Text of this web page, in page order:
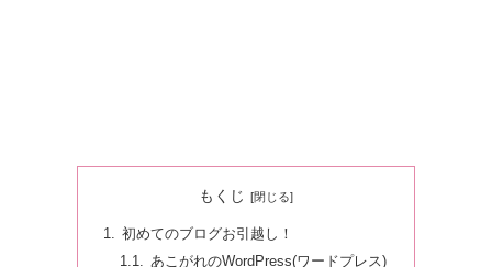
もくじ
初めてのブログお引越し！
あこがれのWordPress(ワードプレス)